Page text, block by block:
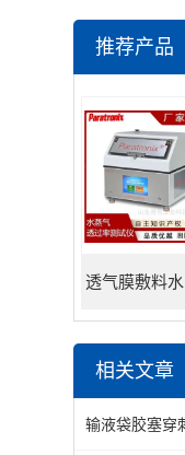
推荐产品
相关文章
输液袋胶塞穿